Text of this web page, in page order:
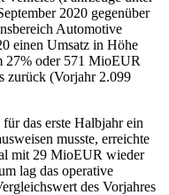
2020 gegenüber
Automotive
einen Umsatz in Höhe
27% oder 571 MioEUR
zurück (Vorjahr 2.099
das erste Halbjahr ein
musste, erreichte
mit 29 MioEUR wieder
lag das operative
des Vorjahres